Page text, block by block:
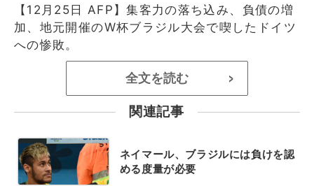
【12月25日 AFP】集客力の落ち込み、負債の増
加、地元開催のW杯ブラジル大会で喫したドイツ
への惨敗。
全文を読む >
関連記事
ネイマール、ブラジルには負けを認
める度量が必要